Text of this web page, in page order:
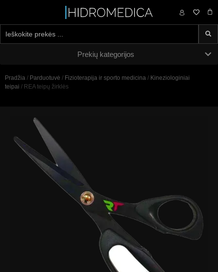
0,00 €
Prekių kategorijos
Pradžia / Parduotuvė / Fizioterapija ir sporto medicina / Kineziologiniai
teipai / REA teipų žirklės